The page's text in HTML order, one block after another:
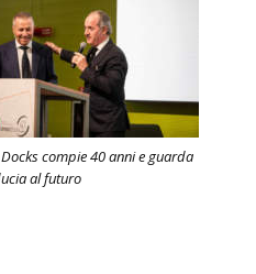
compie 40 anni e guarda
al futuro